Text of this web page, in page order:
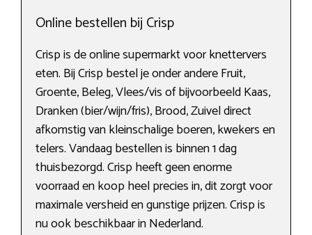
Online bestellen bij Crisp
Crisp is de online supermarkt voor knettervers
eten. Bij Crisp bestel je onder andere Fruit,
Groente, Beleg, Vlees/vis of bijvoorbeeld Kaas,
Dranken (bier/wijn/fris), Brood, Zuivel direct
afkomstig van kleinschalige boeren, kwekers en
telers. Vandaag bestellen is binnen 1 dag
thuisbezorgd. Crisp heeft geen enorme
voorraad en koop heel precies in, dit zorgt voor
maximale versheid en gunstige prijzen. Crisp is
nu ook beschikbaar in Nederland.